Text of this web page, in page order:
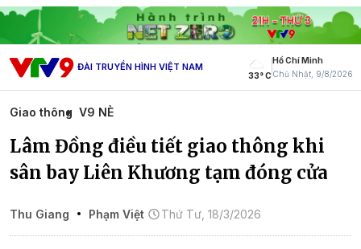
ĐÀI TRUYỀN HÌNH VIỆT NAM
33° C
Hồ Chí Minh
Chủ Nhật, 9/8/2026
Giao thông V9 NÈ
Lâm Đồng điều tiết giao thông khi
sân bay Liên Khương tạm đóng cửa
Thu Giang Phạm Việt Thứ Tư, 18/3/2026